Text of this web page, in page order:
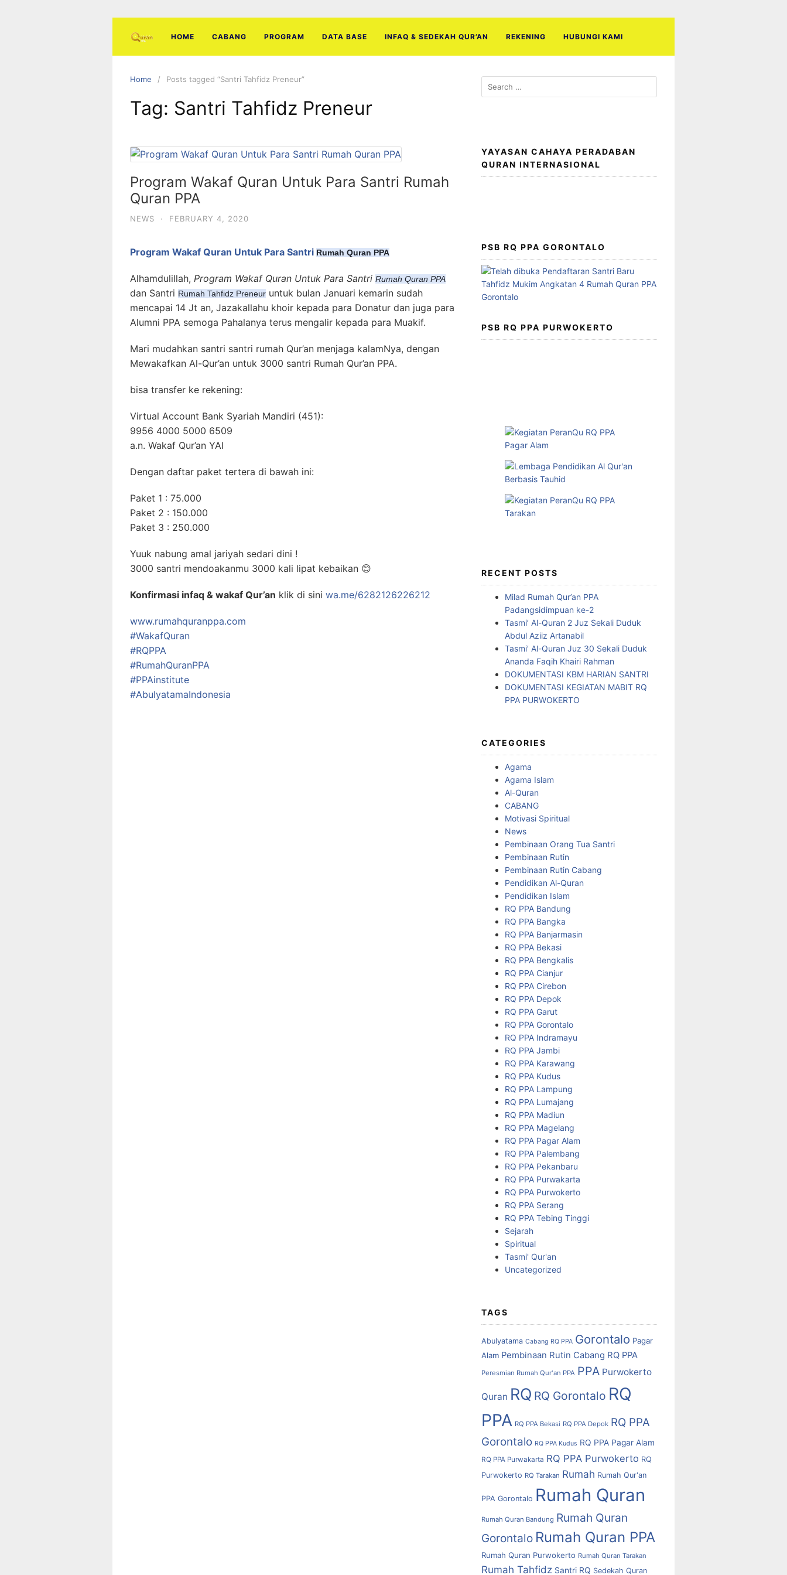
HOME CABANG PROGRAM DATA BASE INFAQ & SEDEKAH QUR’AN REKENING HUBUNGI KAMI
Home Posts tagged “Santri Tahfidz Preneur”
Tag: Santri Tahfidz Preneur
Program Wakaf Quran Untuk Para Santri Rumah
Quran PPA
NEWS · FEBRUARY 4, 2020
Program Wakaf Quran Untuk Para Santri Rumah Quran PPA
Alhamdulillah, Program Wakaf Quran Untuk Para Santri Rumah Quran PPA
dan Santri Rumah Tahfidz Preneur untuk bulan Januari kemarin sudah
mencapai 14 Jt an, Jazakallahu khoir kepada para Donatur dan juga para
Alumni PPA semoga Pahalanya terus mengalir kepada para Muakif.
Mari mudahkan santri santri rumah Qur’an menjaga kalamNya, dengan
Mewakafkan Al-Qur’an untuk 3000 santri Rumah Qur’an PPA.
bisa transfer ke rekening:
Virtual Account Bank Syariah Mandiri (451):
9956 4000 5000 6509
a.n. Wakaf Qur’an YAI
Dengan daftar paket tertera di bawah ini:
Paket 1 : 75.000
Paket 2 : 150.000
Paket 3 : 250.000
Yuuk nabung amal jariyah sedari dini !
3000 santri mendoakanmu 3000 kali lipat kebaikan 😊
Konfirmasi infaq & wakaf Qur’an klik di sini wa.me/6282126226212
www.rumahquranppa.com
#WakafQuran
#RQPPA
#RumahQuranPPA
#PPAinstitute
#AbulyatamaIndonesia
Search
for:
YAYASAN CAHAYA PERADABAN
QURAN INTERNASIONAL
PSB RQ PPA GORONTALO
PSB RQ PPA PURWOKERTO
RECENT POSTS
Milad Rumah Qur’an PPA
Padangsidimpuan ke-2
Tasmi’ Al-Quran 2 Juz Sekali Duduk
Abdul Aziiz Artanabil
Tasmi’ Al-Quran Juz 30 Sekali Duduk
Ananda Faqih Khairi Rahman
DOKUMENTASI KBM HARIAN SANTRI
DOKUMENTASI KEGIATAN MABIT RQ
PPA PURWOKERTO
CATEGORIES
Agama
Agama Islam
Al-Quran
CABANG
Motivasi Spiritual
News
Pembinaan Orang Tua Santri
Pembinaan Rutin
Pembinaan Rutin Cabang
Pendidikan Al-Quran
Pendidikan Islam
RQ PPA Bandung
RQ PPA Bangka
RQ PPA Banjarmasin
RQ PPA Bekasi
RQ PPA Bengkalis
RQ PPA Cianjur
RQ PPA Cirebon
RQ PPA Depok
RQ PPA Garut
RQ PPA Gorontalo
RQ PPA Indramayu
RQ PPA Jambi
RQ PPA Karawang
RQ PPA Kudus
RQ PPA Lampung
RQ PPA Lumajang
RQ PPA Madiun
RQ PPA Magelang
RQ PPA Pagar Alam
RQ PPA Palembang
RQ PPA Pekanbaru
RQ PPA Purwakarta
RQ PPA Purwokerto
RQ PPA Serang
RQ PPA Tebing Tinggi
Sejarah
Spiritual
Tasmi' Qur'an
Uncategorized
TAGS
Abulyatama Cabang RQ PPA Gorontalo Pagar
Alam Pembinaan Rutin Cabang RQ PPA
Peresmian Rumah Qur'an PPA PPA Purwokerto
Quran RQ RQ Gorontalo RQ
PPA RQ PPA Bekasi RQ PPA Depok RQ PPA
Gorontalo RQ PPA Kudus RQ PPA Pagar Alam
RQ PPA Purwakarta RQ PPA Purwokerto RQ
Purwokerto RQ Tarakan Rumah Rumah Qur'an
PPA Gorontalo Rumah Quran
Rumah Quran Bandung Rumah Quran
Gorontalo Rumah Quran PPA
Rumah Quran Purwokerto Rumah Quran Tarakan
Rumah Tahfidz Santri RQ Sedekah Quran